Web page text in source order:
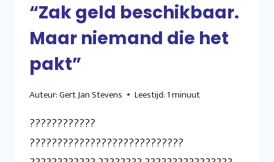
“Zak geld beschikbaar.
Maar niemand die het
pakt”
Auteur:Gert Jan Stevens Leestijd:1minuut
????????????
????????????????????????????